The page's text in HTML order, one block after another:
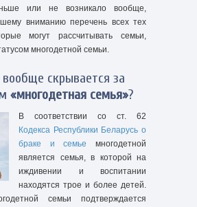
или не возникало вообще,
вниманию перечень всех тех
могут рассчитывать семьи,
многодетной семьи.
скрывается за
«многодетная семья»?
В соответствии со ст. 62
Кодекса Республики Беларусь о
браке и семье многодетной
является семья, в которой на
иждивении и воспитании
находятся трое и более детей.
семьи подтверждается